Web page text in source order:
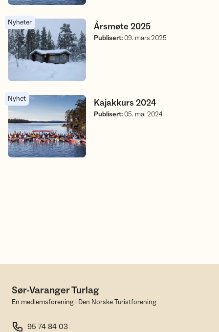
Årsmøte 2025
Nyheter
Publisert:09. mars 2025
Årsmøte 2025
Kajakkurs 2024
Nyhet
Publisert:05. mai 2024
Kajakkurs 2024
Sør-Varanger Turlag
En medlemsforening i Den Norske Turistforening
95 74 84 03